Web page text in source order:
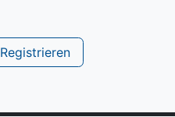
Registrieren